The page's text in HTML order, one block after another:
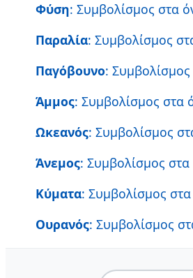
Φύση: Συμβολίσμος στα
Παραλία: Συμβολίσμος
Παγόβουνο:
Άμμος: Συμβολίσμος στα
Ωκεανός: Συμβολίσμος
Άνεμος: Συμβολίσμος στα
Κύματα: Συμβολίσμος
Ουρανός: Συμβολίσμος